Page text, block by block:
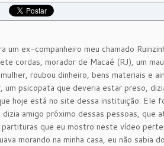
um ex-companheiro meu chamado
cordas, morador de Macaé (RJ), um
roubou dinheiro, bens materiais e
um psicopata que deveria estar preso,
hoje está no site dessa instituição. Ele
amigo próximo dessas pessoas, que
que eu mostro neste vídeo
morando na minha casa, eu não